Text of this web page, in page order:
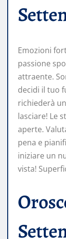
Emozioni
passione
attraente.
decidi il tuo
richiederà
lasciare! Le
aperte.
pena e
iniziare un
vista!